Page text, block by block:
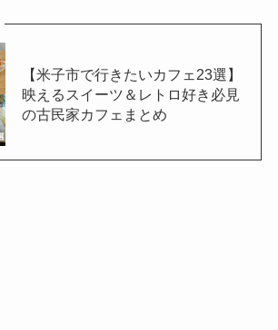
【米子市で行きたいカフェ23選】
映えるスイーツ＆レトロ好き必見
の古民家カフェまとめ